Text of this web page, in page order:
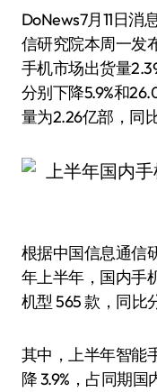
DoNews7月11日消息（记者赵晋杰）根据中国信息通
信研究院本周一发
手机市场出货量
分别下降5.9%和
量为2.26亿部，同
根据中国信息通信
年上半年，国内手
机型 565 款，同比
其中，上半年智能
降 3.9%，占同期国